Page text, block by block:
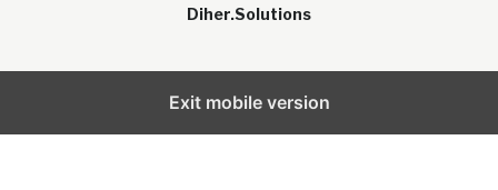
Diher.Solutions
Exit mobile version